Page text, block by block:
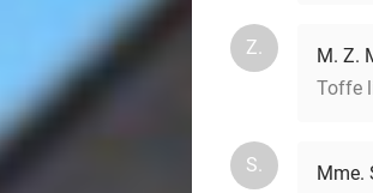
Z.
M. Z.
Toffe
S.
Mme.